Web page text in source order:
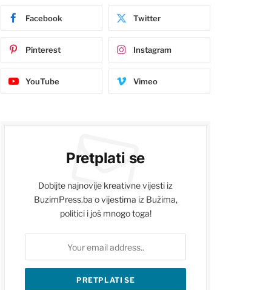
Facebook Twitter
Pinterest Instagram
YouTube Vimeo
Pretplati se
Dobijte najnovije kreativne vijesti iz
BuzimPress.ba o vijestima iz Bužima,
politici i još mnogo toga!